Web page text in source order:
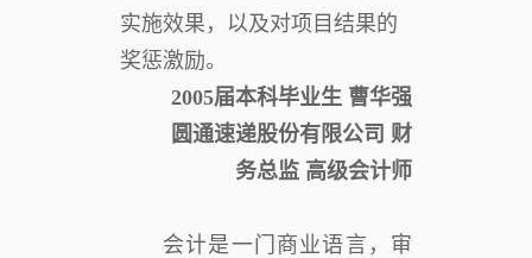
实施效果，以及对项目结果的
奖惩激励。
2005届本科毕业生 曹华强
圆通速递股份有限公司 财
务总监 高级会计师
会计是一门商业语言，审